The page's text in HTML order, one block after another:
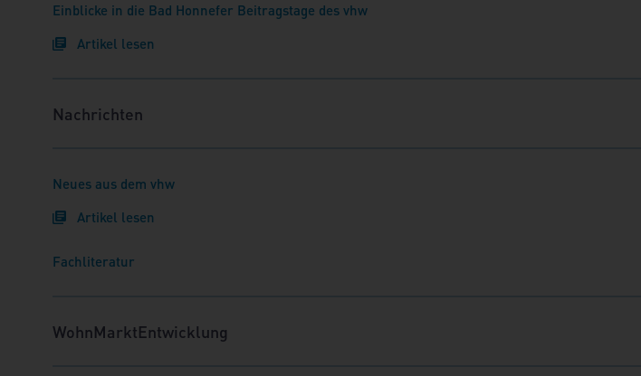
Einblicke in die Bad Honnefer Beitragstage des vhw
Artikel lesen
Nachrichten
Neues aus dem vhw
Artikel lesen
Fachliteratur
WohnMarktEntwicklung